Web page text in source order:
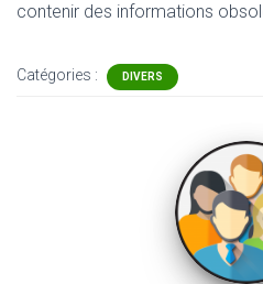
contenir des informations
Catégories : DIVERS